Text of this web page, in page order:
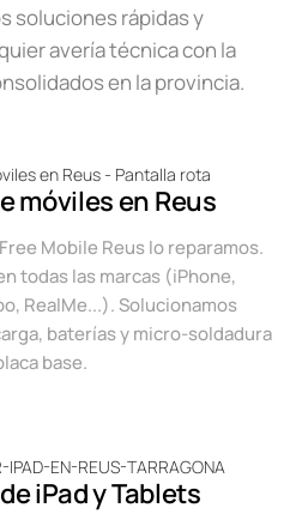
soluciones rápidas y
avería técnica con la
en la provincia.
móviles en Reus
Mobile Reus lo reparamos.
todas las marcas (iPhone,
RealMe...). Solucionamos
baterías y micro-soldadura
base.
iPad y Tablets